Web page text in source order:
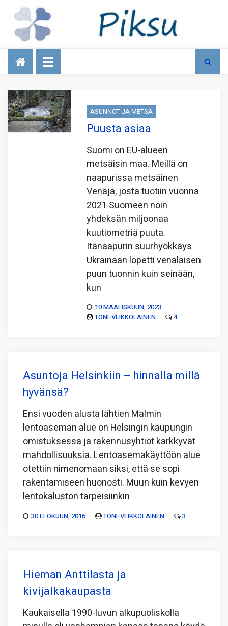
Talous
ASUNNOT JA METSÄ
Puusta asiaa
Suomi on EU-alueen
metsäisin maa. Meillä on
naapurissa metsäinen
Venäjä, josta tuotiin vuonna
2021 Suomeen noin
yhdeksän miljoonaa
kuutiometriä puuta.
Itänaapurin suurhyökkäys
Ukrainaan lopetti venäläisen
puun tuonnin kuin seinään,
kun
10 MAALISKUUN, 2023
TONI-VEIKKOLAINEN
4
Asuntoja Helsinkiin – hinnalla millä
hyvänsä?
Ensi vuoden alusta lähtien Malmin
lentoaseman alue on Helsingin kaupungin
omistuksessa ja rakennusyhtiöt kärkkyvät
mahdollisuuksia. Lentoasemakäyttöön alue
otettiin nimenomaan siksi, että se sopi
rakentamiseen huonosti. Muun kuin kevyen
lentokaluston tarpeisiinkin
30 ELOKUUN, 2016 TONI-VEIKKOLAINEN 3
Hieman Anttilasta ja
kivijalkakaupasta
Kaukaisella 1990-luvun alkupuoliskolla